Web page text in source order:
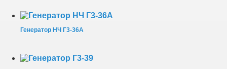
Генератор НЧ Г3-36А